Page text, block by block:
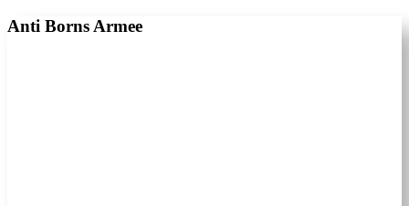
Anti Borns Armee